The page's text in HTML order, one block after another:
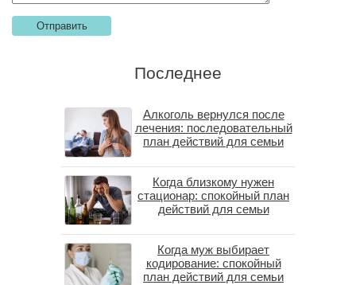
Последнее
Алкоголь вернулся после
лечения: последовательный
план действий для семьи
Когда близкому нужен
стационар: спокойный план
действий для семьи
Когда муж выбирает
кодирование: спокойный
план действий для семьи